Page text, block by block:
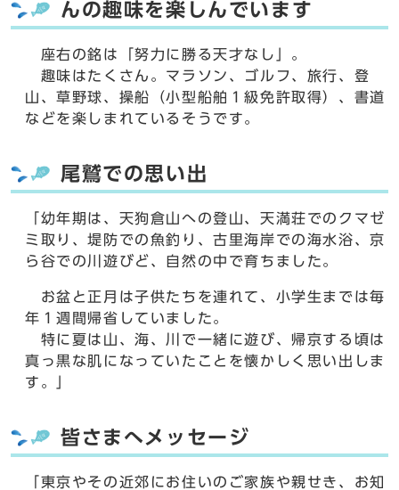
んの趣味を楽しんでいます
座右の銘は「努力に勝る天才なし」。
趣味はたくさん。マラソン、ゴルフ、旅行、登
山、草野球、操船（小型船舶１級免許取得）、書道
などを楽しまれているそうです。
尾鷲での思い出
「幼年期は、天狗倉山への登山、天満荘でのクマゼ
ミ取り、堤防での魚釣り、古里海岸での海水浴、京
ら谷での川遊びど、自然の中で育ちました。
お盆と正月は子供たちを連れて、小学生までは毎
年１週間帰省していました。
特に夏は山、海、川で一緒に遊び、帰京する頃は
真っ黒な肌になっていたことを懐かしく思い出しま
す。」
皆さまへメッセージ
「東京やその近郊にお住いのご家族や親せき、お知